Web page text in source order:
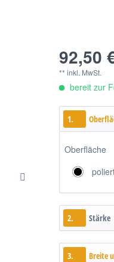
92,50
** inkl. MwSt.
bereit zur
1.
Oberfläche
2. Stärke
3. Breite